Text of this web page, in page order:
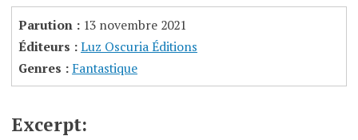
Parution : 13 novembre 2021
Éditeurs :Luz Oscuria Éditions
Genres : Fantastique
Excerpt: